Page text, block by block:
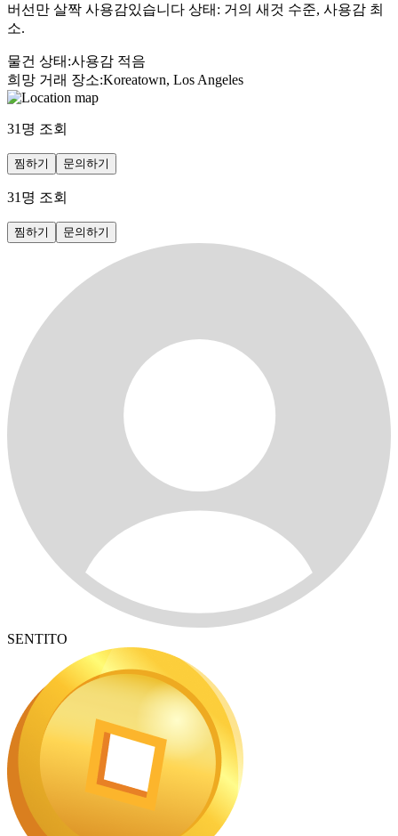
버선만 살짝 사용감있습니다 상태: 거의 새것 수준, 사용감 최
소.
물건 상태 :사용감 적음
희망 거래 장소:Koreatown, Los Angeles
31 명 조회
찜하기 문의하기
31 명 조회
찜하기 문의하기
SENTITO